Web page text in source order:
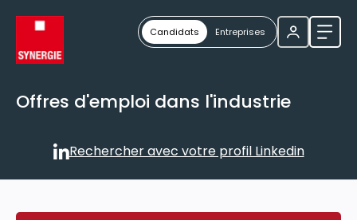
Candidats Entreprises
Offres d'emploi dans l'industrie
Rechercher avec votre
Rechercher avec votre profil Linkedin